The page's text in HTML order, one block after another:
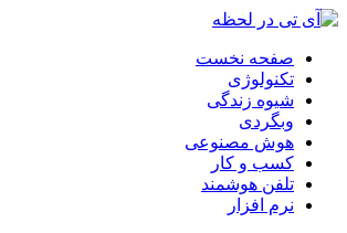
صفحه نخست
تکنولوژی
شیوه زندگی
وبگردی
هوش مصنوعی
کسب و کار
تلفن هوشمند
نرم افزار